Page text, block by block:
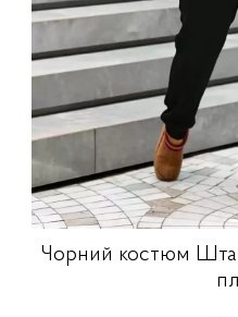
Чорний костюм